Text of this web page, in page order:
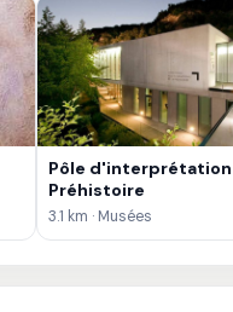
Pôle d'interprétation
Préhistoire
3.1 km · Musées